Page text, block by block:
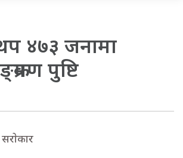
४७३ जनामा
पुष्टि